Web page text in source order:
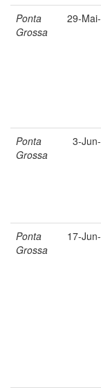
Ponta
Grossa
29-
Ponta
Grossa
3-
Ponta
Grossa
17-